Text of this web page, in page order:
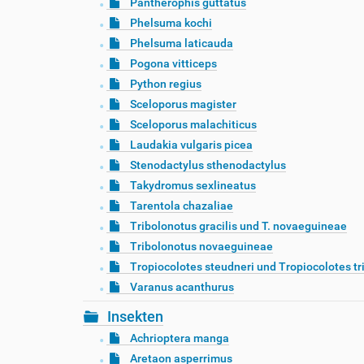
Phelsuma kochi
Phelsuma laticauda
Pogona vitticeps
Python regius
Sceloporus magister
Sceloporus malachiticus
Laudakia vulgaris picea
Stenodactylus sthenodactylus
Takydromus sexlineatus
Tarentola chazaliae
Tribolonotus gracilis und T. novaeguineae
Tribolonotus novaeguineae
Tropiocolotes steudneri und Tropiocolotes
Varanus acanthurus
Insekten
Achrioptera manga
Aretaon asperrimus